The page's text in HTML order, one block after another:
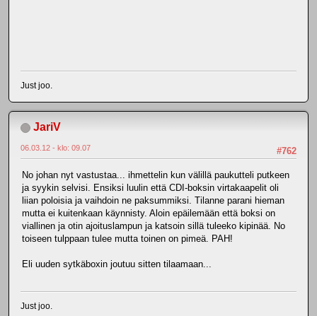
Just joo.
JariV
#762
06.03.12 - klo: 09.07
No johan nyt vastustaa... ihmettelin kun välillä paukutteli putkeen
ja syykin selvisi. Ensiksi luulin että CDI-boksin virtakaapelit oli
liian poloisia ja vaihdoin ne paksummiksi. Tilanne parani hieman
mutta ei kuitenkaan käynnisty. Aloin epäilemään että boksi on
viallinen ja otin ajoituslampun ja katsoin sillä tuleeko kipinää. No
toiseen tulppaan tulee mutta toinen on pimeä. PAH!
Eli uuden sytkäboxin joutuu sitten tilaamaan...
Just joo.